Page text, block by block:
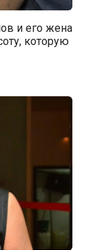
и его жена
которую